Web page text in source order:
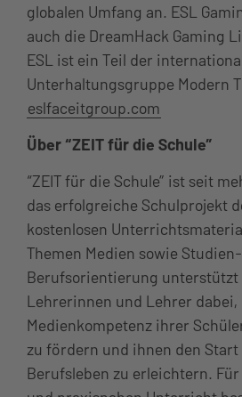
globalen Umfang an. ESL
auch die DreamHack Gaming
ESL ist ein Teil der
Unterhaltungsgruppe Modern
eslfaceitgroup.com
Über “ZEIT für die Schule”
“ZEIT für die Schule” ist seit
das erfolgreiche Schulprojekt
kostenlosen
Themen Medien sowie
Berufsorientierung unterstützt
Lehrerinnen und Lehrer dabei,
Medienkompetenz ihrer
zu fördern und ihnen den
Berufsleben zu erleichtern.